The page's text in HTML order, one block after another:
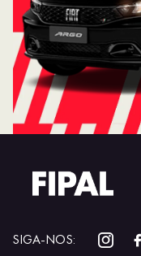
SIGA-NOS: